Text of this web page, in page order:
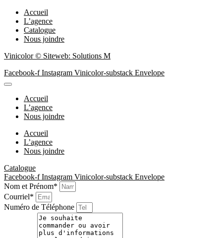
Accueil
L’agence
Catalogue
Nous joindre
Vinicolor © Siteweb: Solutions M
Facebook-f Instagram Vinicolor-substack Envelope
Accueil
L’agence
Nous joindre
Accueil
L’agence
Nous joindre
Catalogue
Facebook-f Instagram Vinicolor-substack Envelope
Nom et Prénom*
Courriel*
Numéro de Téléphone